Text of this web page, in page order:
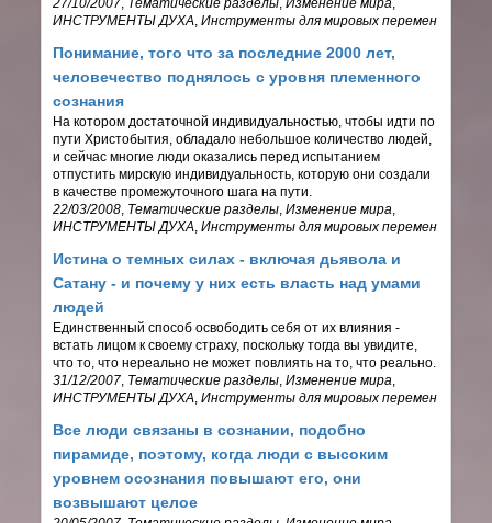
ИНСТРУМЕНТЫ ДУХА ,Инструменты для мировых перемен
Понимание, того что за последние 2000 лет,
человечество поднялось с уровня племенного
сознания
На котором достаточной индивидуальностью, чтобы идти по
пути Христобытия, обладало небольшое количество людей,
и сейчас многие люди оказались перед испытанием
отпустить мирскую индивидуальность, которую они создали
в качестве промежуточного шага на пути.
22/03/2008 Тематические разделы ,Изменение мира
ИНСТРУМЕНТЫ ДУХА ,Инструменты для мировых перемен
Истина о темных силах - включая дьявола и
Сатану - и почему у них есть власть над умами
людей
Единственный способ освободить себя от их влияния -
встать лицом к своему страху, поскольку тогда вы увидите,
что то, что нереально не может повлиять на то, что реально.
31/12/2007 Тематические разделы ,Изменение мира
ИНСТРУМЕНТЫ ДУХА ,Инструменты для мировых перемен
Все люди связаны в сознании, подобно
пирамиде, поэтому, когда люди с высоким
уровнем осознания повышают его, они
возвышают целое